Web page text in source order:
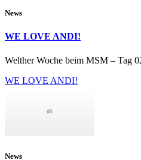
News
WE LOVE ANDI!
Welther Woche beim MSM – Tag
WE LOVE ANDI!
News